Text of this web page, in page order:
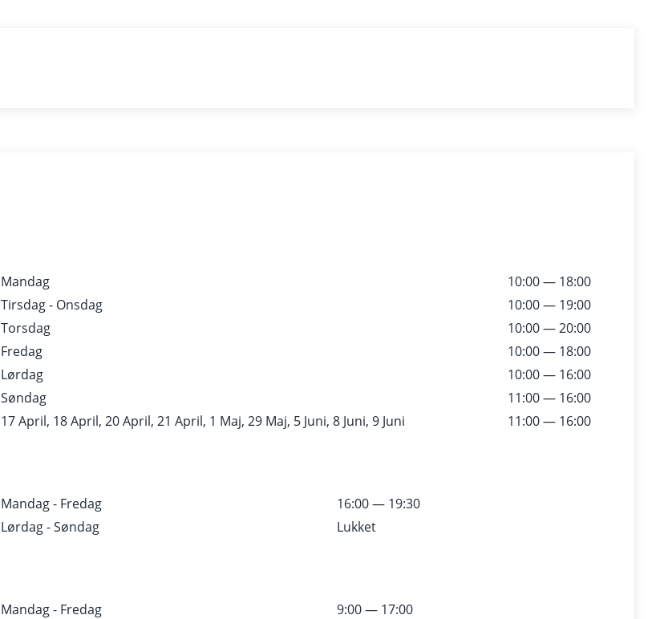
Mandag
10:00 — 18:00
Tirsdag - Onsdag
10:00 — 19:00
Torsdag
10:00 — 20:00
Fredag
10:00 — 18:00
Lørdag
10:00 — 16:00
Søndag
11:00 — 16:00
17 April, 18 April, 20 April, 21 April, 1 Maj, 29 Maj, 5 Juni, 8 Juni, 9 Juni
11:00 — 16:00
Mandag - Fredag
16:00 — 19:30
Lørdag - Søndag
Lukket
Mandag - Fredag
9:00 — 17:00